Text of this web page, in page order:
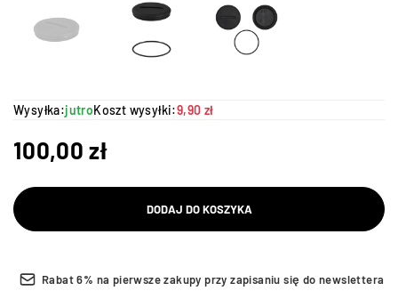
Wysyłka:jutroKoszt wysyłki:9,90 zł
100,00zł
DODAJ DO KOSZYKA
Rabat 6% na pierwsze zakupy przy zapisaniu się do newslettera